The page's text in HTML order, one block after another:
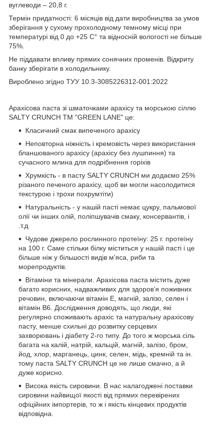
вуглеводи – 20,8 г.
Термін придатності: 6 місяців від дати виробництва за умов
зберігання у сухому прохолодному темному місці при
температурі від 0 до +25 С° та відносній вологості не більше
75%.
Не піддавати впливу прямих сонячних променів. Відкриту
банку зберігати в холодильнику.
Вироблено згідно ТУУ 10.3-3085226312-001:2022
Арахісова паста зі шматочками арахісу та морською сіллю
SALTY CRUNCH ТМ "GREEN LANE" це:
Класичний смак випеченого арахісу
Неповторна ніжність і кремовість через використання
бланшованого арахісу (арахісу без лушпиння) та
сучасного млина для подрібнення горіхів
Хрумкість - в пасту SALTY CRUNCH ми додаємо 25%
різаного печеного арахісу, щоб ви могли насолодитися
текстурою і трохи похрумтіти)
Натуральність - у нашій пасті немає цукру, пальмової
олії чи інших олій, поліпшувачів смаку, консервантів, і
.т.д
Чудове джерело рослинного протеїну: 25 г. протеїну
на 100 г. Саме стільки білку міститься у нашій пасті і це
більше ніж у більшості видів м'яса, риби та
морепродуктів.
Вітаміни та мінерали. Арахісова паста містить дуже
багато корисних, надважливих для здоров’я поживних
речовин, включаючи вітамін Е, магній, залізо, селен і
вітамін В6. Дослідження доводять, що люди, які
регулярно споживають арахіс та натуральну арахісову
пасту, менше схильні до розвитку серцевих
захворювань і діабету 2-го типу. До того ж морська сіль
багата на калій, натрій, кальцій, магній, залізо, бром,
йод, хлор, марганець, цинк, селен, мідь, кремній та ін.
тому паста SALTY CRUNCH це не лише смачно, а й
дуже корисно.
Висока якість сировини. В нас налагоджені поставки
сировини найвищої якості від прямих перевірених
офіційних імпортерів, то ж і якість кінцевих продуктів
відповідна.